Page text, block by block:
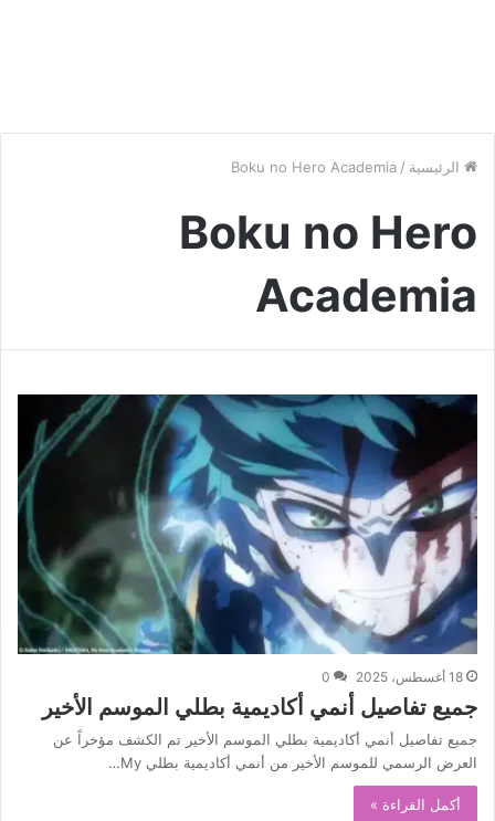
الرئيسية /
Boku no Hero Academia
Boku no Hero
Academia
18 أغسطس، 2025 0
جميع تفاصيل أنمي أكاديمية بطلي الموسم الأخير
جميع تفاصيل أنمي أكاديمية بطلي الموسم الأخير تم الكشف مؤخراً عن
العرض الرسمي للموسم الأخير من أنمي أكاديمية بطلي My…
أكمل القراءة »